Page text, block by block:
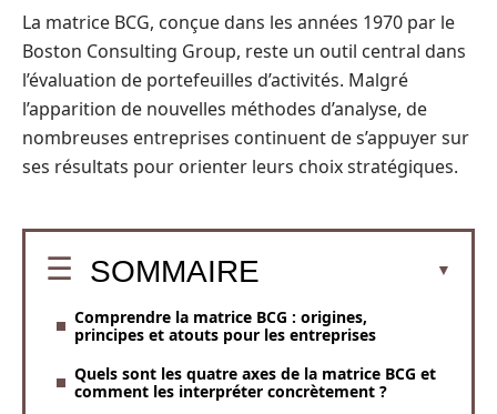
La matrice BCG, conçue dans les années 1970 par le
Boston Consulting Group, reste un outil central dans
l’évaluation de portefeuilles d’activités. Malgré
l’apparition de nouvelles méthodes d’analyse, de
nombreuses entreprises continuent de s’appuyer sur
ses résultats pour orienter leurs choix stratégiques.
SOMMAIRE
Comprendre la matrice BCG : origines,
principes et atouts pour les entreprises
Quels sont les quatre axes de la matrice BCG et
comment les interpréter concrètement ?